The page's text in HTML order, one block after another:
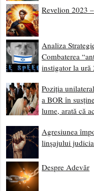
Revelion 2023
Analiza
Combaterea
instigator la ură
Poziția
a BOR în
lume, arată că
Agresiunea
linșajului
Despre Adevăr